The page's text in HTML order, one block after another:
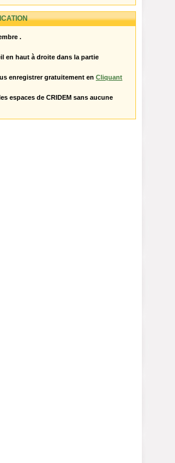
.
en haut à droite dans la partie
enregistrer gratuitement en Cliquant
espaces de CRIDEM sans aucune